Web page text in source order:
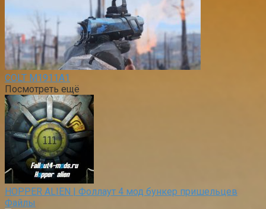
COLT M1911A1
Посмотреть ещё
HOPPER ALIEN | Фоллаут 4 мод бункер пришельцев
Файлы